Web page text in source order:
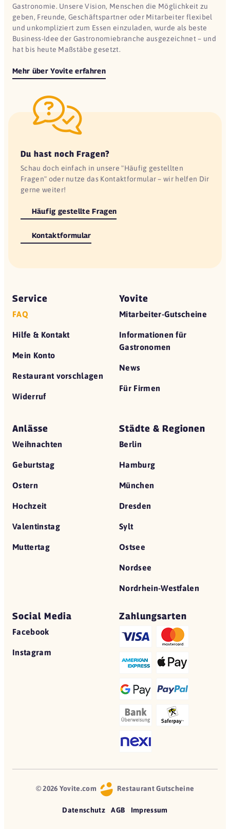
Gastronomie. Unsere Vision, Menschen die Möglichkeit zu
geben, Freunde, Geschäftspartner oder Mitarbeiter flexibel
und unkompliziert zum Essen einzuladen, wurde als beste
Business-Idee der Gastronomiebranche ausgezeichnet – und
hat bis heute Maßstäbe gesetzt.
Mehr über Yovite erfahren
Du hast noch Fragen?
Schau doch einfach in unsere "Häufig gestellten
Fragen" oder nutze das Kontaktformular – wir helfen Dir
gerne weiter!
Häufig gestellte Fragen
Kontaktformular
Service
FAQ
Hilfe & Kontakt
Mein Konto
Restaurant vorschlagen
Widerruf
Yovite
Mitarbeiter-Gutscheine
Informationen für
Gastronomen
News
Für Firmen
Anlässe
Weihnachten
Geburtstag
Ostern
Hochzeit
Valentinstag
Muttertag
Städte & Regionen
Berlin
Hamburg
München
Dresden
Sylt
Ostsee
Nordsee
Nordrhein-Westfalen
Social Media
Facebook
Instagram
Zahlungsarten
© 2026 Yovite.com Restaurant Gutscheine
Datenschutz AGB Impressum